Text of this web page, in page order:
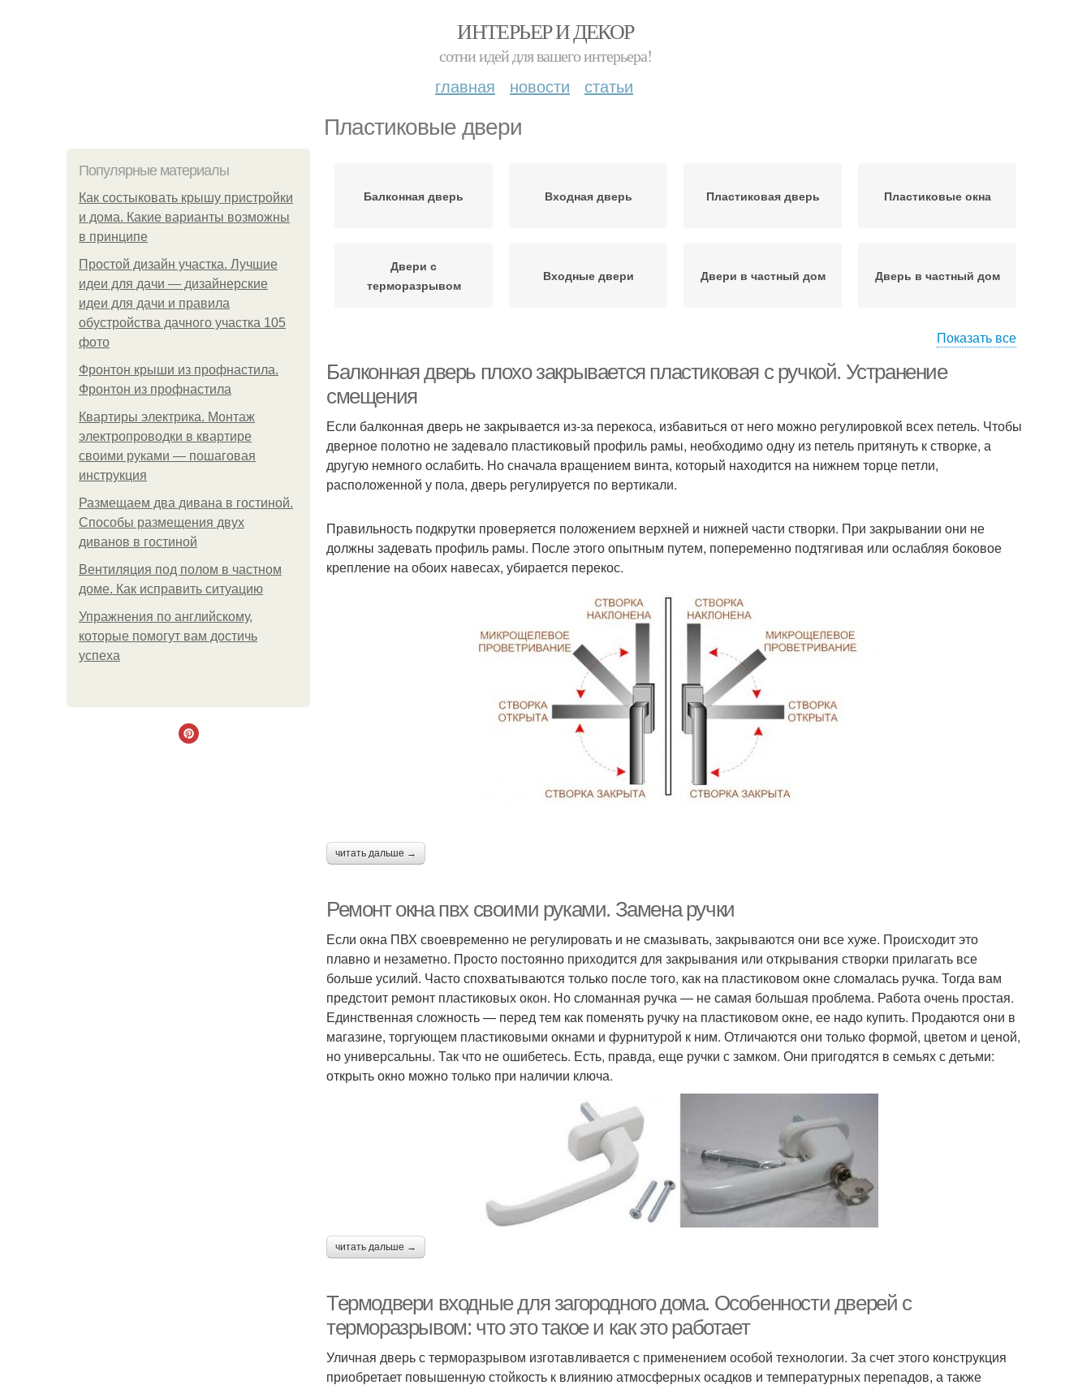
ИНТЕРЬЕР И ДЕКОР
сотни идей для вашего интерьера!
главная новости статьи
Пластиковые двери
Популярные материалы
Как состыковать крышу пристройки
и дома. Какие варианты возможны
в принципе
Простой дизайн участка. Лучшие
идеи для дачи — дизайнерские
идеи для дачи и правила
обустройства дачного участка 105
фото
Фронтон крыши из профнастила.
Фронтон из профнастила
Квартиры электрика. Монтаж
электропроводки в квартире
своими руками — пошаговая
инструкция
Размещаем два дивана в гостиной.
Способы размещения двух
диванов в гостиной
Вентиляция под полом в частном
доме. Как исправить ситуацию
Упражнения по английскому,
которые помогут вам достичь
успеха
Балконная дверь Входная дверь Пластиковая дверь Пластиковые окна
Двери с
терморазрывом
Входные двери Двери в частный дом Дверь в частный дом
Двери вместо
балконного блока
Показать все
Балконная дверь плохо закрывается пластиковая с ручкой. Устранение
смещения
Если балконная дверь не закрывается из-за перекоса, избавиться от него можно регулировкой всех петель. Чтобы
дверное полотно не задевало пластиковый профиль рамы, необходимо одну из петель притянуть к створке, а
другую немного ослабить. Но сначала вращением винта, который находится на нижнем торце петли,
расположенной у пола, дверь регулируется по вертикали.
Правильность подкрутки проверяется положением верхней и нижней части створки. При закрывании они не
должны задевать профиль рамы. После этого опытным путем, попеременно подтягивая или ослабляя боковое
крепление на обоих навесах, убирается перекос.
читать дальше →
Ремонт окна пвх своими руками. Замена ручки
Если окна ПВХ своевременно не регулировать и не смазывать, закрываются они все хуже. Происходит это
плавно и незаметно. Просто постоянно приходится для закрывания или открывания створки прилагать все
больше усилий. Часто спохватываются только после того, как на пластиковом окне сломалась ручка. Тогда вам
предстоит ремонт пластиковых окон. Но сломанная ручка — не самая большая проблема. Работа очень простая.
Единственная сложность — перед тем как поменять ручку на пластиковом окне, ее надо купить. Продаются они в
магазине, торгующем пластиковыми окнами и фурнитурой к ним. Отличаются они только формой, цветом и ценой,
но универсальны. Так что не ошибетесь. Есть, правда, еще ручки с замком. Они пригодятся в семьях с детьми:
открыть окно можно только при наличии ключа.
читать дальше →
Термодвери входные для загородного дома. Особенности дверей с
терморазрывом: что это такое и как это работает
Уличная дверь с терморазрывом изготавливается с применением особой технологии. За счет этого конструкция
приобретает повышенную стойкость к влиянию атмосферных осадков и температурных перепадов, а также